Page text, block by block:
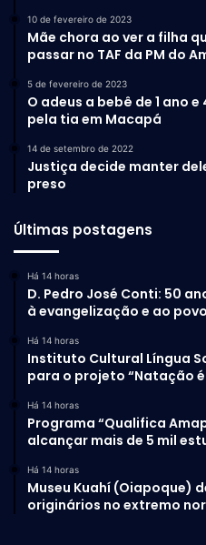
10 de fevereiro de 2023
Mãe chora ao ver a filha
passar no TAF da PM do
5 de fevereiro de 2023
O adeus a bebê de 1 ano
pela tia em Macapá
14 de setembro de 2022
Justiça decide manter
preso
Últimas postagens
Há 14 horas
D. Pedro José Conti: 50
à evangelização e ao
Há 14 horas
Instituto Cultural Língua
para o projeto “Natação
Há 14 horas
Programa “Qualifica
alcançar mais de 5 mil
Há 14 horas
Museu Kuahí (Oiapoque)
originários no extremo